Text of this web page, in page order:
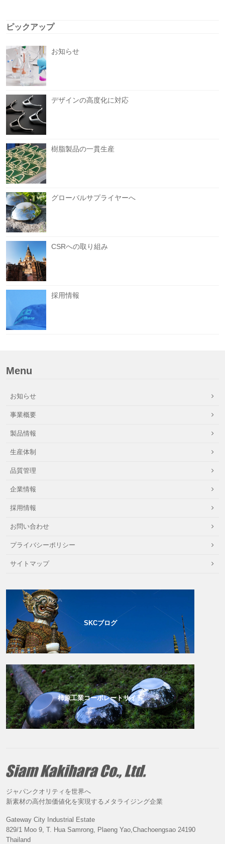
ピックアップ
お知らせ
デザインの高度化に対応
樹脂製品の一貫生産
グローバルサプライヤーへ
CSRへの取り組み
採用情報
Menu
お知らせ
事業概要
製品情報
生産体制
品質管理
企業情報
採用情報
お問い合わせ
プライバシーポリシー
サイトマップ
SKCブログ
柿原工業コーポレートサイト
ジャパンクオリティを世界へ
新素材の高付加価値化を実現するメタライジング企業
Gateway City Industrial Estate
829/1 Moo 9, T. Hua Samrong, Plaeng Yao,Chachoengsao 24190
Thailand